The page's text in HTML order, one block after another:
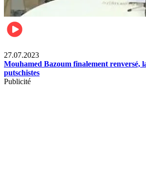
27.07.2023
Mouhamed Bazoum finalement renversé,
putschistes
Publicité